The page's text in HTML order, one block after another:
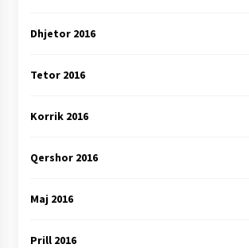
Dhjetor 2016
Tetor 2016
Korrik 2016
Qershor 2016
Maj 2016
Prill 2016